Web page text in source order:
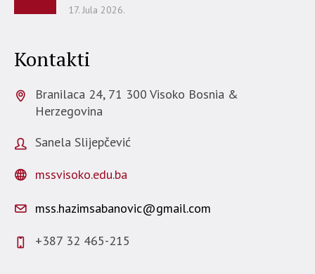
17. Jula 2026.
Kontakti
Branilaca 24, 71 300 Visoko Bosnia &
Herzegovina
Sanela Slijepčević
mssvisoko.edu.ba
mss.hazimsabanovic@gmail.com
+387 32 465-215